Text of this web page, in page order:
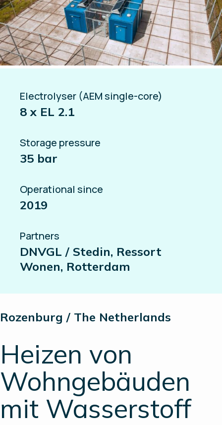
Electrolyser (AEM single-core)
8 x EL 2.1
Storage pressure
35 bar
Operational since
2019
Partners
DNVGL / Stedin, Ressort
Wonen, Rotterdam
Rozenburg / The Netherlands
Heizen von
Wohngebäuden
mit Wasserstoff